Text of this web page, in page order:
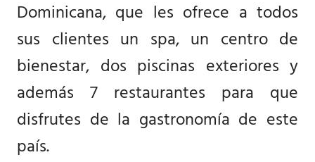
Dominicana, que les ofrece a todos
sus clientes un spa, un centro de
bienestar, dos piscinas exteriores y
además 7 restaurantes para que
disfrutes de la gastronomía de este
país.